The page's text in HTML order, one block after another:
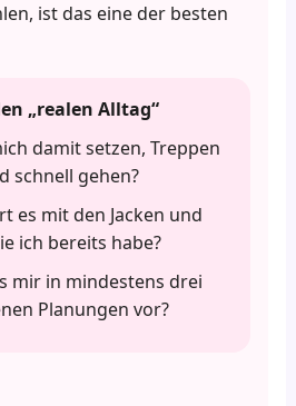
ist das eine der besten
„realen Alltag“
damit setzen, Treppen
schnell gehen?
es mit den Jacken und
ich bereits habe?
mir in mindestens drei
Planungen vor?